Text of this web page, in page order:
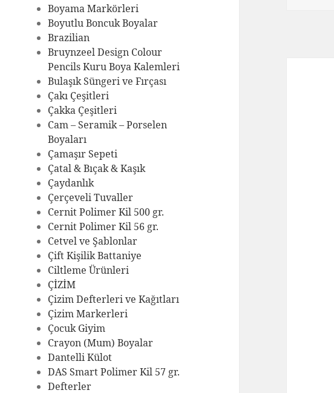
Boyama Markörleri
Boyutlu Boncuk Boyalar
Brazilian
Bruynzeel Design Colour
Pencils Kuru Boya Kalemleri
Bulaşık Süngeri ve Fırçası
Çakı Çeşitleri
Çakka Çeşitleri
Cam – Seramik – Porselen
Boyaları
Çamaşır Sepeti
Çatal & Bıçak & Kaşık
Çaydanlık
Çerçeveli Tuvaller
Cernit Polimer Kil 500 gr.
Cernit Polimer Kil 56 gr.
Cetvel ve Şablonlar
Çift Kişilik Battaniye
Ciltleme Ürünleri
ÇİZİM
Çizim Defterleri ve Kağıtları
Çizim Markerleri
Çocuk Giyim
Crayon (Mum) Boyalar
Dantelli Külot
DAS Smart Polimer Kil 57 gr.
Defterler